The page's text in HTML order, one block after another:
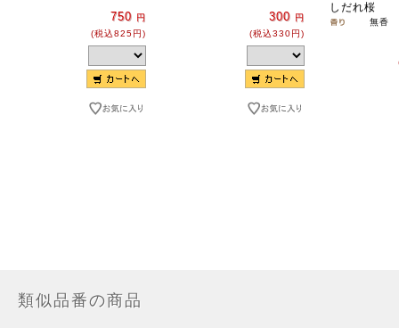
750 円
(税込825円)
300 円
(税込330円)
しだれ桜
無香
類似品番の商品